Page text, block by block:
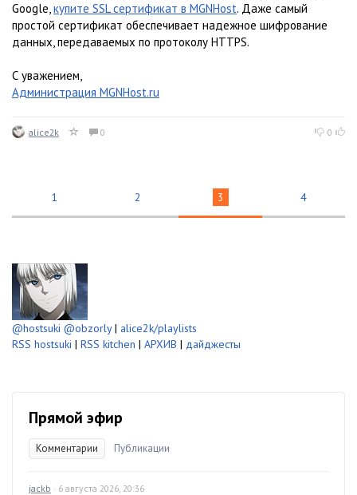
Google,купите SSL сертификат в MGNHost. Даже самый
простой сертификат обеспечивает надежное шифрование
данных, передаваемых по протоколу HTTPS.
С уважением,
Администрация MGNHost.ru
alice2k 0 0
1 2 3 4
@hostsuki @obzorly| alice2k/playlists
RSS hostsuki | RSS kitchen | АРХИВ | дайджесты
Прямой эфир
Комментарии Публикации
jackb · 6 августа 2026, 20:36